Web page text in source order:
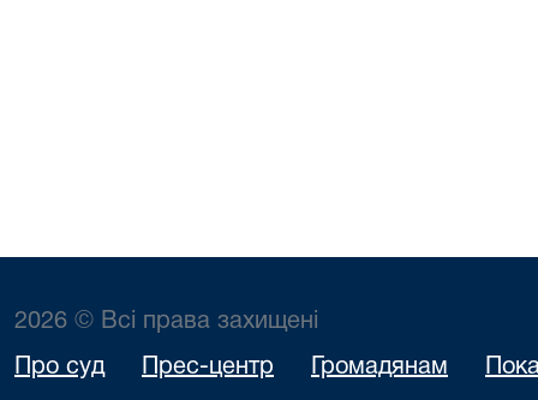
2026 © Всі права захищені
Про суд Прес-центр Громадянам